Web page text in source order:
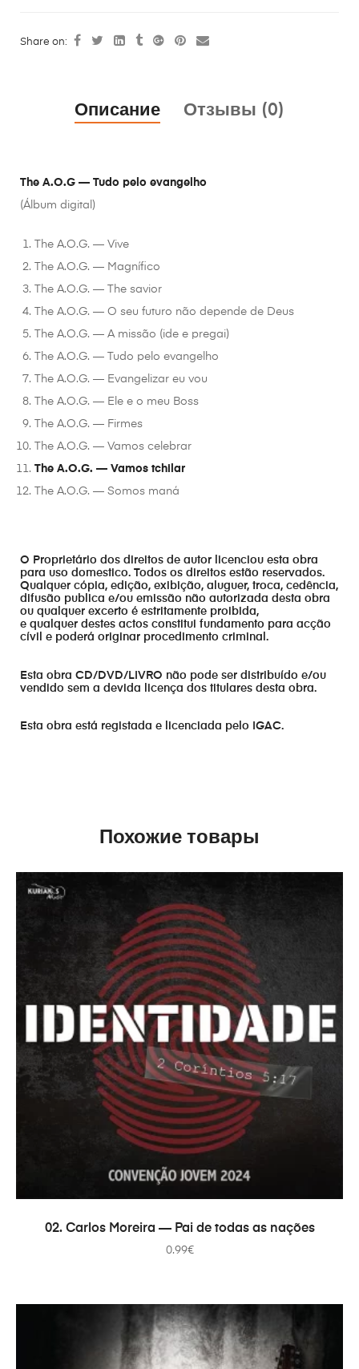
Share on:
Описание Отзывы (0)
The A.O.G — Tudo pelo evangelho
(Álbum digital)
The A.O.G. — Vive
The A.O.G. — Magnífico
The A.O.G. — The savior
The A.O.G. — O seu futuro não depende de Deus
The A.O.G. — A missão (ide e pregai)
The A.O.G. — Tudo pelo evangelho
The A.O.G. — Evangelizar eu vou
The A.O.G. — Ele e o meu Boss
The A.O.G. — Firmes
The A.O.G. — Vamos celebrar
The A.O.G. — Vamos tchilar
The A.O.G. — Somos maná
O Proprietário dos direitos de autor licenciou esta obra
para uso domestico. Todos os direitos estão reservados.
Qualquer cópia, edição, exibição, aluguer, troca, cedência,
difusão publica e/ou emissão não autorizada desta obra
ou qualquer excerto é estritamente proibida,
e qualquer destes actos constitui fundamento para acção
cívil e poderá originar procedimento criminal.
Esta obra CD/DVD/LIVRO não pode ser distribuído e/ou
vendido sem a devida licença dos titulares desta obra.
Esta obra está registada e licenciada pelo IGAC.
Похожие товары
В КОРЗИНУ
02. Carlos Moreira — Pai de todas as nações
0.99€